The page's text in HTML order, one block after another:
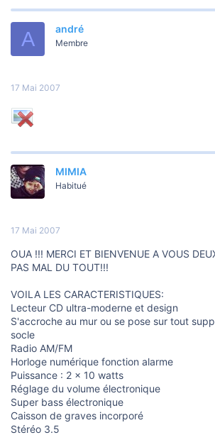
A andré
Membre
17 Mai 2007
MIMIA
Habitué
17 Mai 2007
OUA !!! MERCI ET BIENVENUE A VOUS
PAS MAL DU TOUT!!!
VOILA LES CARACTERISTIQUES:
Lecteur CD ultra-moderne et design
S'accroche au mur ou se pose sur tout
socle
Radio AM/FM
Horloge numérique fonction alarme
Puissance : 2 x 10 watts
Réglage du volume électronique
Super bass électronique
Caisson de graves incorporé
Stéréo 3.5